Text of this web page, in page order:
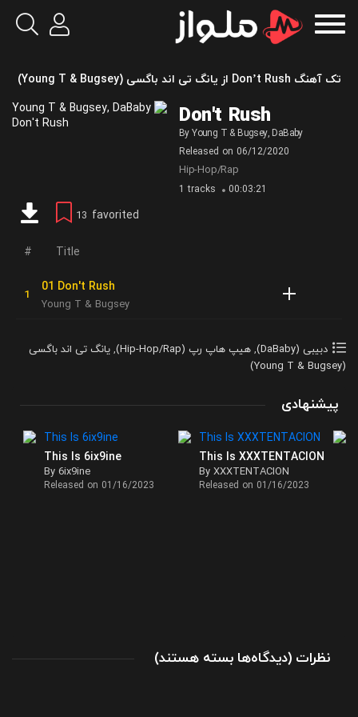
تک آهنگ Don’t Rush از یانگ تی اند باگسی (Young T & Bugsey)
Don't Rush
ByYoung T & Bugsey, DaBaby
Released on 06/12/2020
Hip-Hop/Rap
1 tracks 00:03:21
13 favorited
Title
01 Don't Rush
Young T & Bugsey
دبیبی (DaBaby) , هیپ هاپ رپ (Hip-Hop/Rap) , یانگ تی اند باگسی
(Young T & Bugsey)
پیشنهادی
This Is XXXTENTACION
By XXXTENTACION
Released on 01/16/2023
This Is 6ix9ine
By 6ix9ine
Released on 01/16/2023
( دیدگاه‌ها
برای بسته هستند ) نظرات